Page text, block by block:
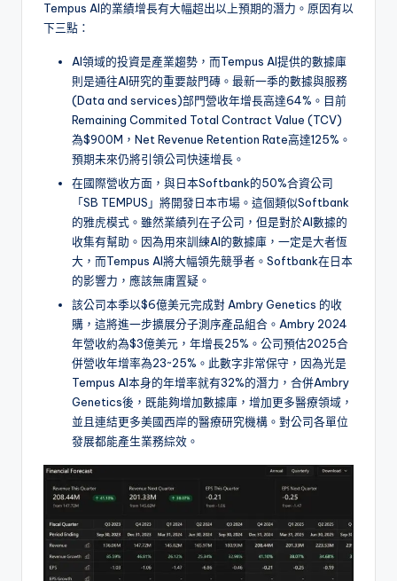
Tempus AI的業績增長有大幅超出以上預期的潛力。原因有以
下三點：
AI領域的投資是產業趨勢，而Tempus AI提供的數據庫
則是通往AI研究的重要敲門磚。最新一季的數據與服務
(Data and services)部門營收年增長高達64%。目前
Remaining Commited Total Contract Value (TCV)
為$900M，Net Revenue Retention Rate高達125%。
預期未來仍將引領公司快速增長。
在國際營收方面，與日本Softbank的50%合資公司
「SB TEMPUS」將開發日本市場。這個類似Softbank
的雅虎模式。雖然業績列在子公司，但是對於AI數據的
收集有幫助。因為用來訓練AI的數據庫，一定是大者恆
大，而Tempus AI將大幅領先競爭者。Softbank在日本
的影響力，應該無庸置疑。
該公司本季以$6億美元完成對 Ambry Genetics 的收
購，這將進一步擴展分子測序產品組合。Ambry 2024
年營收約為$3億美元，年增長25%。公司預估2025合
併營收年增率為23~25%。此數字非常保守，因為光是
Tempus AI本身的年增率就有32%的潛力，合併Ambry
Genetics後，既能夠增加數據庫，增加更多醫療領域，
並且連結更多美國西岸的醫療研究機構。對公司各單位
發展都能產生業務綜效。